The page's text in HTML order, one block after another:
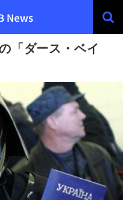
「ダース・ベイ